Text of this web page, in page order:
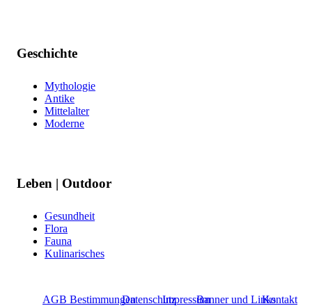
Geschichte
Mythologie
Antike
Mittelalter
Moderne
Leben | Outdoor
Gesundheit
Flora
Fauna
Kulinarisches
AGB BestimmungenDatenschutzImpressumBanner und LinksKontakt